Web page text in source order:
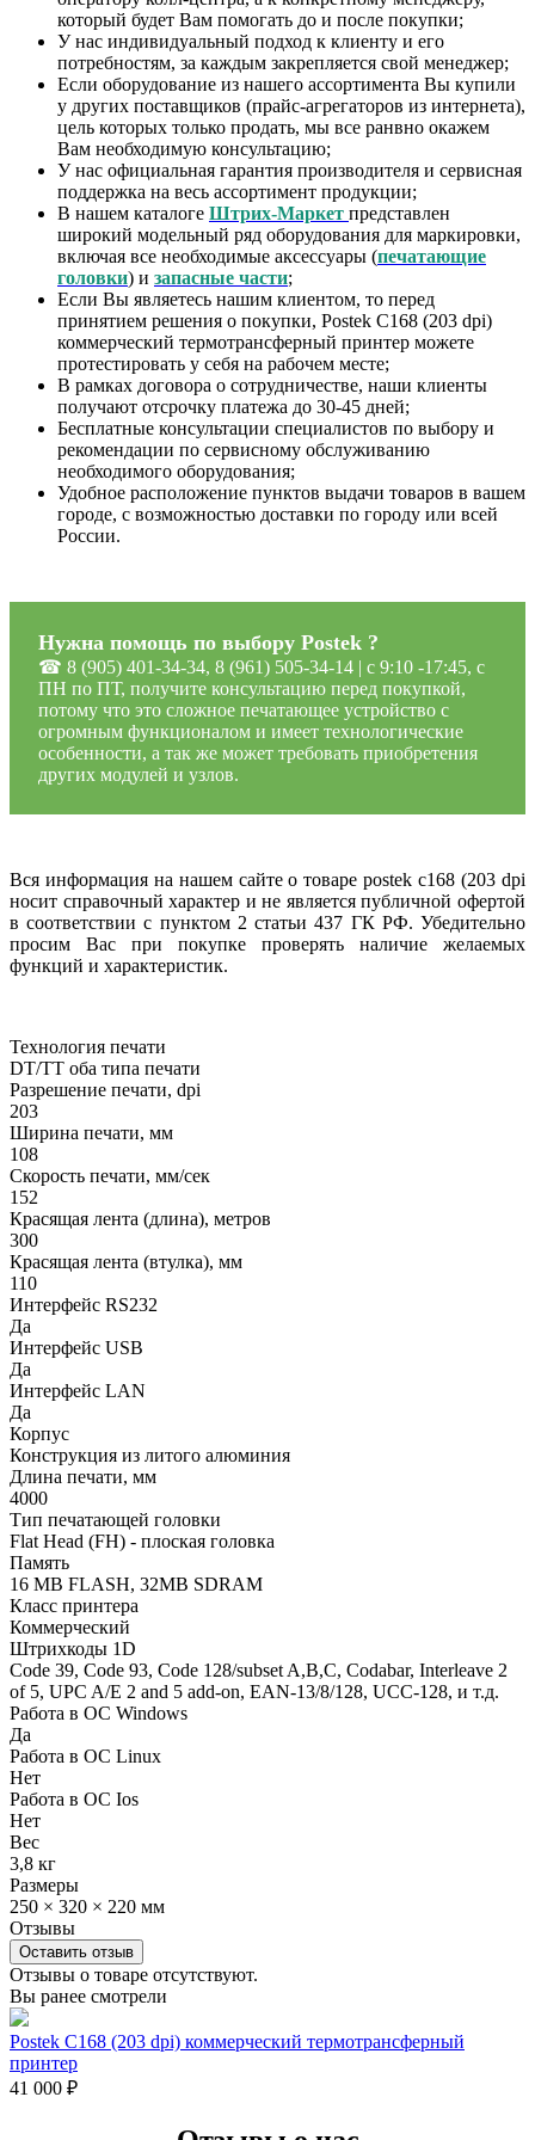
который будет Вам помогать до и после покупки;
У нас индивидуальный подход к клиенту и его
потребностям, за каждым закрепляется свой менеджер;
Если оборудование из нашего ассортимента Вы купили
у других поставщиков (прайс-агрегаторов из интернета),
цель которых только продать, мы все ранвно окажем
Вам необходимую консультацию;
У нас официальная гарантия производителя и сервисная
поддержка на весь ассортимент продукции;
В нашем каталоге Штрих-Маркет представлен
широкий модельный ряд оборудования для маркировки,
включая все необходимые аксессуары (печатающие
головки) и запасные части;
Если Вы являетесь нашим клиентом, то перед
принятием решения о покупки, Postek C168 (203 dpi)
коммерческий термотрансферный принтер можете
протестировать у себя на рабочем месте;
В рамках договора о сотрудничестве, наши клиенты
получают отсрочку платежа до 30-45 дней;
Бесплатные консультации специалистов по выбору и
рекомендации по сервисному обслуживанию
необходимого оборудования;
Удобное расположение пунктов выдачи товаров в вашем
городе, с возможностью доставки по городу или всей
России.
Нужна помощь по выбору Postek ?
☎ 8 (905) 401-34-34, 8 (961) 505-34-14 | c 9:10 -17:45, с
ПН по ПТ, получите консультацию перед покупкой,
потому что это сложное печатающее устройство с
огромным функционалом и имеет технологические
особенности, а так же может требовать приобретения
других модулей и узлов.
Вся информация на нашем сайте о товаре postek c168 (203 dpi
носит справочный характер и не является публичной офертой
в соответствии с пунктом 2 статьи 437 ГК РФ. Убедительно
просим Вас при покупке проверять наличие желаемых
функций и характеристик.
Технология печати
DT/TT оба типа печати
Разрешение печати, dpi
203
Ширина печати, мм
108
Скорость печати, мм/сек
152
Красящая лента (длина), метров
300
Красящая лента (втулка), мм
110
Интерфейс RS232
Да
Интерфейс USB
Да
Интерфейс LAN
Да
Корпус
Конструкция из литого алюминия
Длина печати, мм
4000
Тип печатающей головки
Flat Head (FH) - плоская головка
Память
16 MB FLASH, 32MB SDRAM
Класс принтера
Коммерческий
Штрихкоды 1D
Code 39, Code 93, Code 128/subset A,B,C, Codabar, Interleave 2
of 5, UPC A/E 2 and 5 add-on, EAN-13/8/128, UCC-128, и т.д.
Работа в ОС Windows
Да
Работа в ОС Linux
Нет
Работа в ОС Ios
Нет
Вес
3,8 кг
Размеры
250 × 320 × 220 мм
Отзывы
Оставить отзыв
Отзывы о товаре отсутствуют.
Вы ранее смотрели
Postek C168 (203 dpi) коммерческий термотрансферный
принтер
41 000 ₽